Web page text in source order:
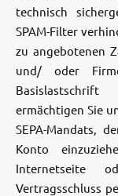
technisch
SPAM-Filter
zu angebotenen
und/ oder
ermächtigen Sie
SEPA-Mandats,
Konto
Internetseite
Vertragsschluss